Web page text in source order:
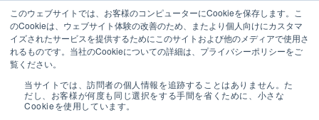
このウェブサイトでは、お客様のコンピューターにCookieを保存します。こ
のCookieは、ウェブサイト体験の改善のため、またより個人向けにカスタマ
イズされたサービスを提供するためにこのサイトおよび他のメディアで使用さ
れるものです。当社のCookieについての詳細は、プライバシーポリシーをご
覧ください。
当サイトでは、訪問者の個人情報を追跡することはありません。た
だし、お客様が何度も同じ選択をする手間を省くために、小さな
Cookieを使用しています。
設備工事のトータル業務シス
テム販売
受付時間 9:00～
17:00 (土･日･祝日
を除く)
ー様
専用
ログ
イン
NEWS
新着情報